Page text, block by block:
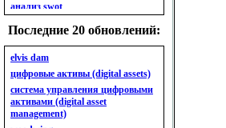
анализ swot
анализ бизнес-портфеля
анализ имиджа
анализ кластерный
анализ конкурентов
анализ кросс-культурных
особенностей
Последние 20 обновлений:
elvis dam
цифровые активы (digital assets)
система управления цифровыми
активами (digital asset
management)